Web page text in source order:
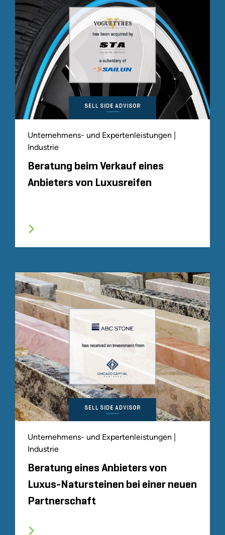
Unternehmens- und Expertenleistungen |
Industrie
Beratung beim Verkauf eines
Anbieters von Luxusreifen
Unternehmens- und Expertenleistungen |
Industrie
Beratung eines Anbieters von
Luxus-Natursteinen bei einer neuen
Partnerschaft